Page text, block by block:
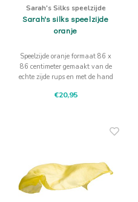
Sarah's Silks speelzijde
Sarah's silks speelzijde
oranje
Speelzijde oranje formaat 86 x
86 centimeter gemaakt van de
echte zijde rups en met de hand
€20,95